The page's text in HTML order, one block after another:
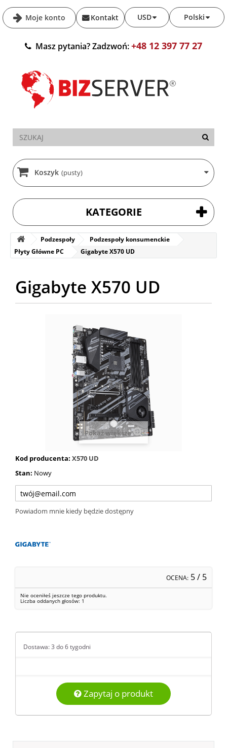
Moje konto Polski
USD
Kontakt
Masz pytania? Zadzwoń:+48 12 397 77 27
Koszyk (pusty)
KATEGORIE
Podzespoły
Podzespoły konsumenckie
Płyty Główne PC
Gigabyte X570 UD
Gigabyte X570 UD
Pokaż większe
Kod producenta: X570 UD
Stan: Nowy
Powiadom mnie kiedy będzie dostępny
OCENA: 5/ 5
Nie oceniłeś jeszcze tego produktu.
Liczba oddanych głosów: 1
Dostawa: 3 do 6 tygodni
Zapytaj o produkt